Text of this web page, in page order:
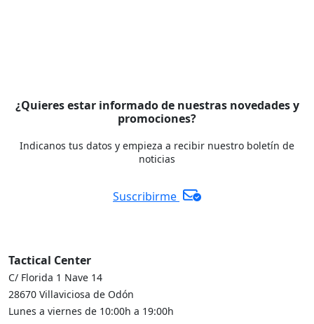
¿Quieres estar informado de nuestras novedades y
promociones?
Indicanos tus datos y empieza a recibir nuestro boletín de
noticias
Suscribirme
Tactical Center
C/ Florida 1 Nave 14
28670 Villaviciosa de Odón
Lunes a viernes de 10:00h a 19:00h